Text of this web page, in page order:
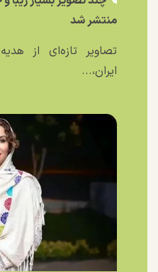
منتشر شد
تصاویر تازه‌ای از
ایران،...